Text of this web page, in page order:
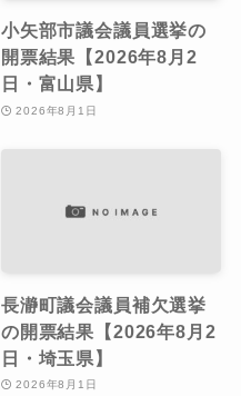
小矢部市議会議員選挙の
開票結果【2026年8月2
日・富山県】
2026年8月1日
長瀞町議会議員補欠選挙
の開票結果【2026年8月2
日・埼玉県】
2026年8月1日